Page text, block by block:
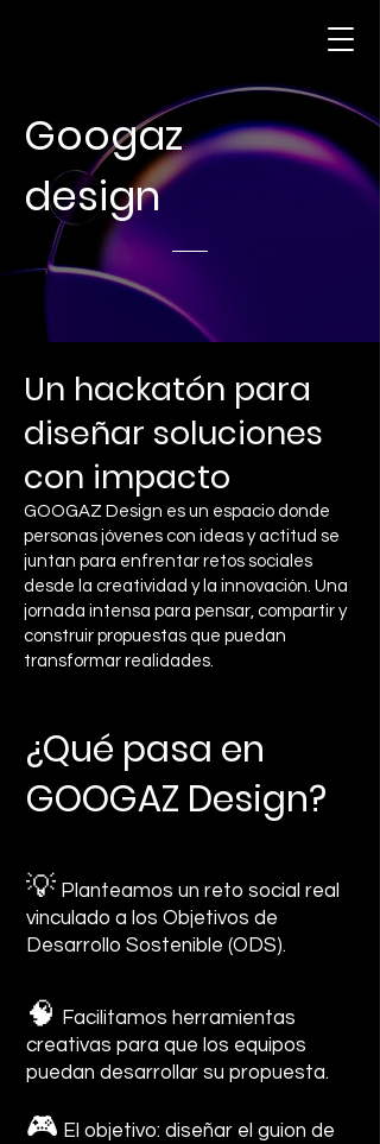
Googaz
design
Un hackatón para
diseñar soluciones
con impacto
GOOGAZ Design es un espacio donde
personas jóvenes con ideas y actitud se
juntan para enfrentar retos sociales
desde la creatividad y la innovación. Una
jornada intensa para pensar, compartir y
construir propuestas que puedan
transformar realidades.
¿Qué pasa en
GOOGAZ Design?
💡 Planteamos un reto social real
vinculado a los Objetivos de
Desarrollo Sostenible (ODS).
🧠
Facilitamos herramientas
creativas para que los equipos
puedan desarrollar su propuesta.
🎮 El objetivo: diseñar el guion de